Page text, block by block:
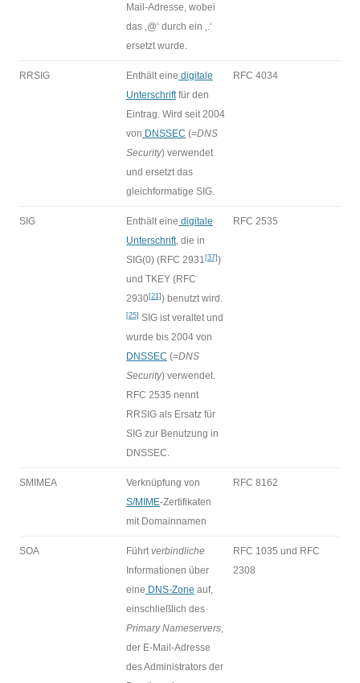
Mail-Adresse, wobei
das ‚@‘ durch ein ‚.‘
ersetzt wurde.
RRSIG Enthält eine digitale
Unterschriftfür den
Eintrag. Wird seit 2004
von DNSSEC (=DNS
Security) verwendet
und ersetzt das
gleichformatige SIG.
RFC 4034
SIG Enthält eine digitale
Unterschrift, die in
SIG(0) (RFC 2931 [37] )
und TKEY (RFC
2930[21] ) benutzt wird.
[25] SIG ist veraltet und
wurde bis 2004 von
DNSSEC (=DNS
Security) verwendet.
RFC 2535 nennt
RRSIG als Ersatz für
SIG zur Benutzung in
DNSSEC.
RFC 2535
SMIMEA
Verknüpfung von
S/MIME-Zertifikaten
mit Domainnamen
RFC 8162
SOA Führtverbindliche
Informationen über
eine DNS-Zone auf,
einschließlich des
Primary Nameservers,
der E-Mail-Adresse
des Administrators der
RFC 1035 und RFC
2308